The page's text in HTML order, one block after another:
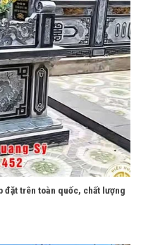
đặt trên toàn quốc, chất lượng